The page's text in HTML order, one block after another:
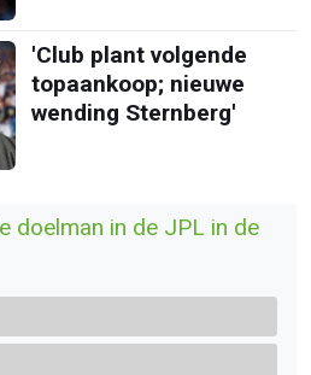
'Club plant volgende
topaankoop; nieuwe
wending Sternberg'
doelman in de JPL in de